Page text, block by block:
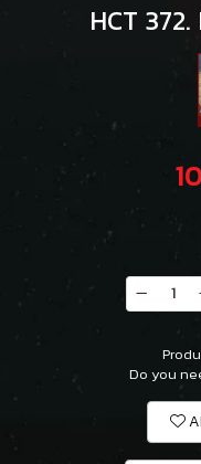
HCT
Do you